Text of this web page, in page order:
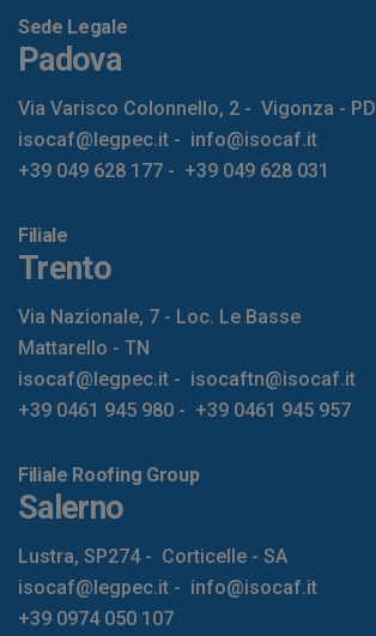
Sede Legale
Padova
Via Varisco Colonnello, 2 - Vigonza - PD
isocaf@legpec.it - info@isocaf.it
+39 049 628 177 - +39 049 628 031
Filiale
Trento
Via Nazionale, 7 - Loc. Le Basse
Mattarello - TN
isocaf@legpec.it - isocaftn@isocaf.it
+39 0461 945 980 - +39 0461 945 957
Filiale Roofing Group
Salerno
Lustra, SP274- Corticelle - SA
isocaf@legpec.it - info@isocaf.it
+39 0974 050 107